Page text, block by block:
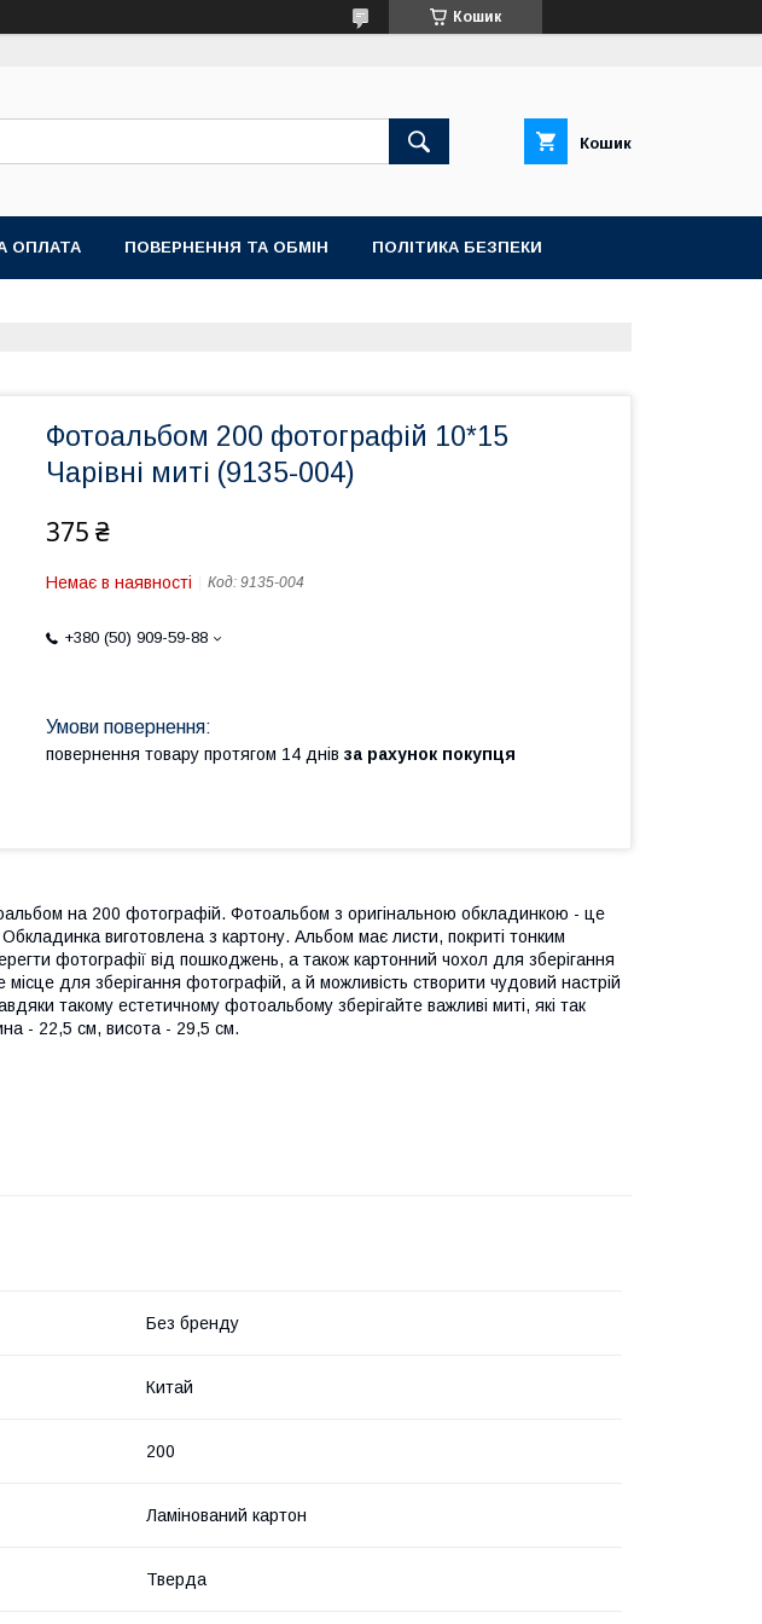
Кошик
Кошик
ОПЛАТА ПОВЕРНЕННЯ ТА ОБМІН ПОЛІТИКА БЕЗПЕКИ
Фотоальбом 200 фотографій 10*15
Чарівні миті (9135-004)
375 ₴
Немає в наявності Код: 9135-004
+380 (50) 909-59-88
повернення товару протягом 14 днів за рахунок покупця
на 200 фотографій. Фотоальбом з оригінальною обкладинкою - це
Обкладинка виготовлена з картону. Альбом має листи, покриті тонким
фотографії від пошкоджень, а також картонний чохол для зберігання
для зберігання фотографій, а й можливість створити чудовий настрій
такому естетичному фотоальбому зберігайте важливі миті, які так
- 22,5 см, висота - 29,5 см.
Без бренду
Китай
200
Ламінований картон
Тверда